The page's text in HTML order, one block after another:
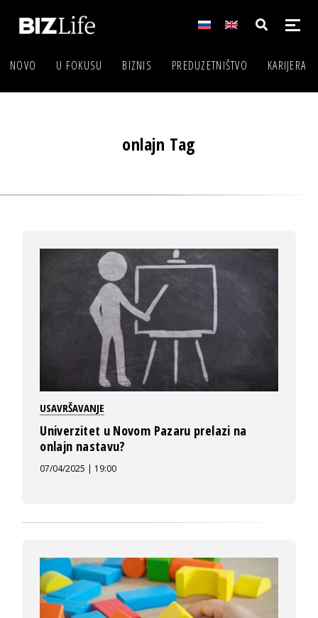
NOVO U FOKUSU BIZNIS PREDUZETNIŠTVO KARIJERA
onlajn Tag
USAVRŠAVANJE
Univerzitet u Novom Pazaru prelazi na
onlajn nastavu?
07/04/2025 | 19:00